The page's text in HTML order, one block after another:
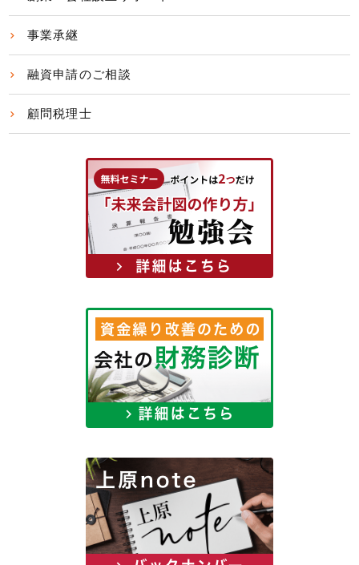
事業承継
融資申請のご相談
顧問税理士